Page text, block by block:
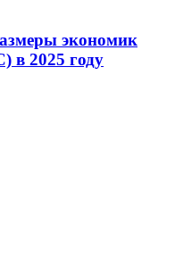
экономик
2025 году